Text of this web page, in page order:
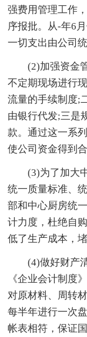
强费用管理工作
序报批。从-年6
一切支出由公司统
(2)加强资金
不定期现场进行
流量的手续制度;
由银行代发;三是
款。通过这一系
使公司资金得到
(3)为了加大
统一质量标准、
部和中心厨房统
计力度，杜绝自
低了生产成本，
(4)做好财产
《企业会计制度
对原材料、周转
每半年进行一次
帐表相符，保证